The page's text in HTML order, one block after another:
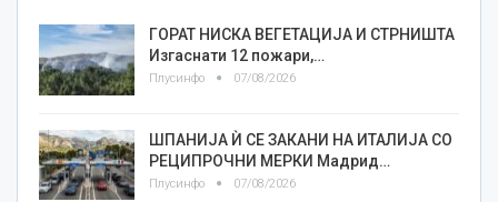
ГОРАТ НИСКА ВЕГЕТАЦИЈА И СТРНИШТА
Изгаснати 12 пожари,…
Плусинфо 07/08/2026
ШПАНИЈА Ѝ СЕ ЗАКАНИ НА ИТАЛИЈА СО
РЕЦИПРОЧНИ МЕРКИ Мадрид…
Плусинфо 07/08/2026